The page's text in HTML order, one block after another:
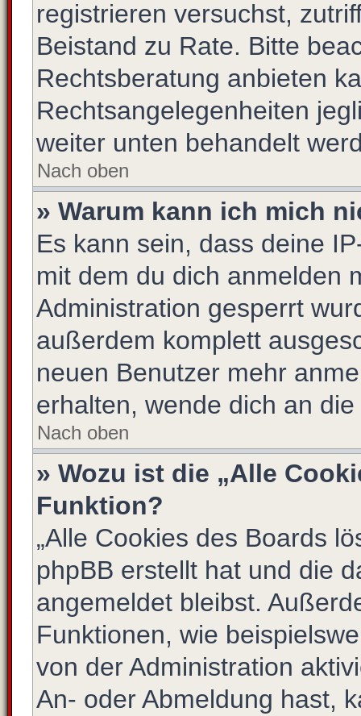
registrieren versuchst,
Beistand zu Rate. Bitte
Rechtsberatung anbieten
Rechtsangelegenheiten
weiter unten behandelt
Nach oben
» Warum kann ich mich
Es kann sein, dass deine
mit dem du dich anmelden
Administration gesperrt
außerdem komplett
neuen Benutzer mehr
erhalten, wende dich an
Nach oben
» Wozu ist die „Alle
Funktion?
„Alle Cookies des Boards
phpBB erstellt hat und die
angemeldet bleibst.
Funktionen, wie
von der Administration
An- oder Abmeldung hast,